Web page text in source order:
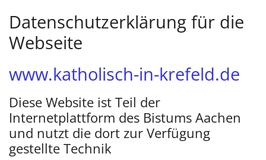
Datenschutzerklärung für die
Webseite
www.katholisch-in-krefeld.de
Diese Website ist Teil der
Internetplattform des Bistums Aachen
und nutzt die dort zur Verfügung
gestellte Technik